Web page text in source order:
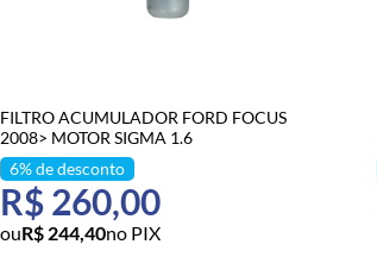
FILTRO ACUMULADOR FORD FOCUS
2008> MOTOR SIGMA 1.6
R$ 244,40no PIX
R$ 260,00